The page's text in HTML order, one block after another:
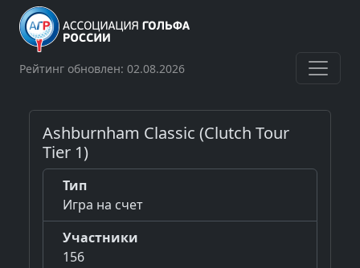
Рейтинг обновлен: 02.08.2026
Ashburnham Classic (Clutch Tour
Tier 1)
Тип
Игра на счет
Участники
156